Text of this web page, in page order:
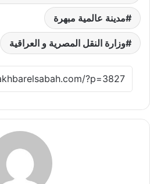
مدينة عالمية مبهرة
وزارة النقل المصرية و العراقية